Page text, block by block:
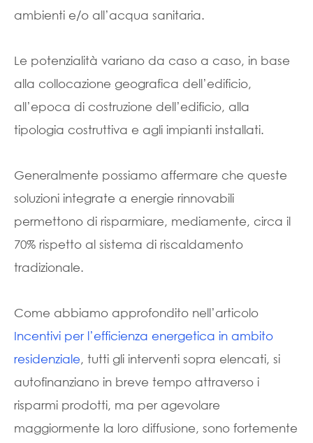
ambienti e/o all’acqua sanitaria.
Le potenzialità variano da caso a caso, in base
alla collocazione geografica dell’edificio,
all’epoca di costruzione dell’edificio, alla
tipologia costruttiva e agli impianti installati.
Generalmente possiamo affermare che queste
soluzioni integrate a energie rinnovabili
permettono di risparmiare, mediamente, circa il
70% rispetto al sistema di riscaldamento
tradizionale.
Come abbiamo approfondito nell’articolo
Incentivi per l’efficienza energetica in ambito
residenziale, tutti gli interventi sopra elencati, si
autofinanziano in breve tempo attraverso i
risparmi prodotti, ma per agevolare
maggiormente la loro diffusione, sono fortemente